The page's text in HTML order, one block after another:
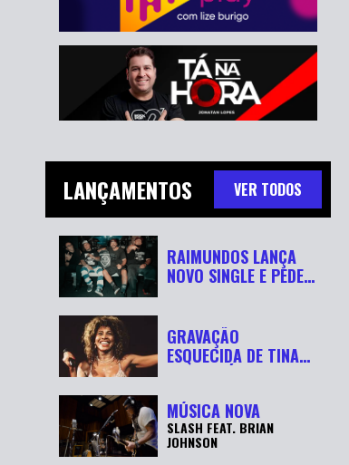
LANÇAMENTOS VER TODOS
RAIMUNDOS LANÇA
NOVO SINGLE E PEDE
GRAVAÇÃO
ESQUECIDA DE TINA
MÚSICA NOVA
SLASH FEAT. BRIAN
JOHNSON